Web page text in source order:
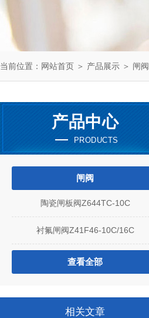
当前位置： 网站首页 ＞ 产品展示 ＞ 闸阀
产品中心
PRODUCTS
闸阀
陶瓷闸板阀Z644TC-10C
衬氟闸阀Z41F46-10C/16C
查看全部
相关文章